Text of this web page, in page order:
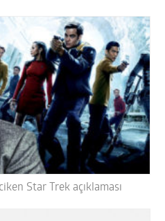
Star Trek açıklaması